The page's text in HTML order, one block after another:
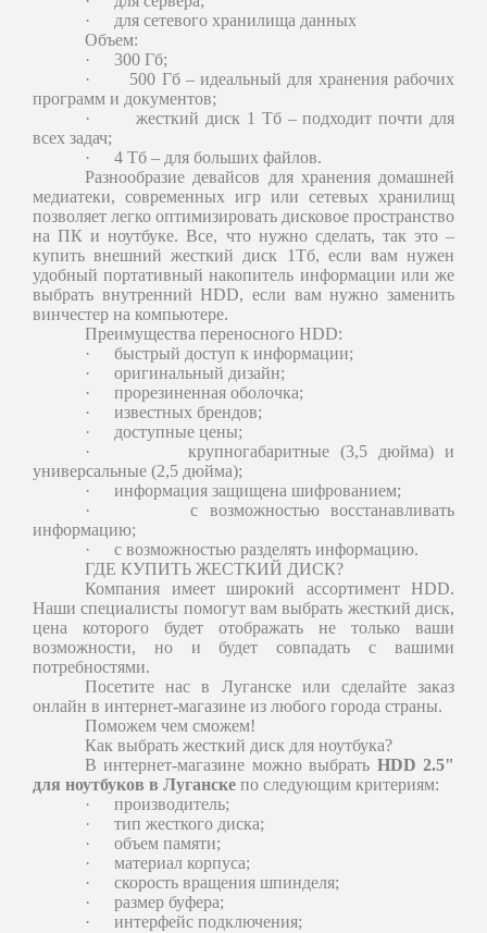
·
для сетевого хранилища данных
Объем:
·
300 Гб;
·
500 Гб – идеальный для хранения рабочих
программ и документов;
·
жесткий диск 1 Тб – подходит почти для
всех задач;
·
4 Тб – для больших файлов.
Разнообразие девайсов для хранения домашней
медиатеки, современных игр или сетевых хранилищ
позволяет легко оптимизировать дисковое пространство
на ПК и ноутбуке. Все, что нужно сделать, так это –
купить внешний жесткий диск 1Тб, если вам нужен
удобный портативный накопитель информации или же
выбрать внутренний HDD, если вам нужно заменить
винчестер на компьютере.
Преимущества переносного HDD:
·
быстрый доступ к информации;
·
оригинальный дизайн;
·
прорезиненная оболочка;
·
известных брендов;
·
доступные цены;
·
крупногабаритные (3,5 дюйма) и
универсальные (2,5 дюйма);
·
информация защищена шифрованием;
·
с возможностью восстанавливать
информацию;
·
с возможностью разделять информацию.
ГДЕ КУПИТЬ ЖЕСТКИЙ ДИСК?
Компания имеет широкий ассортимент HDD.
Наши специалисты помогут вам выбрать жесткий диск,
цена которого будет отображать не только ваши
возможности, но и будет совпадать с вашими
потребностями.
Посетите нас в Луганске или сделайте заказ
онлайн в интернет-магазине из любого города страны.
Поможем чем сможем!
Как выбрать жесткий диск для ноутбука?
В интернет-магазине можно выбрать HDD 2.5"
для ноутбуков в Луганске по следующим критериям:
·
производитель;
·
тип жесткого диска;
·
объем памяти;
·
материал корпуса;
·
скорость вращения шпинделя;
·
размер буфера;
·
интерфейс подключения;